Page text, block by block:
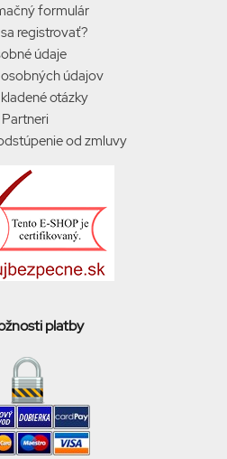
formulár
registrovať?
údaje
údajov
otázky
Partneri
od zmluvy
platby